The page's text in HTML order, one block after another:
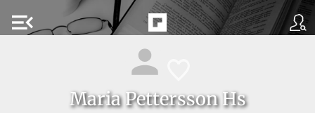
menu_open
Maria Pettersson Hs